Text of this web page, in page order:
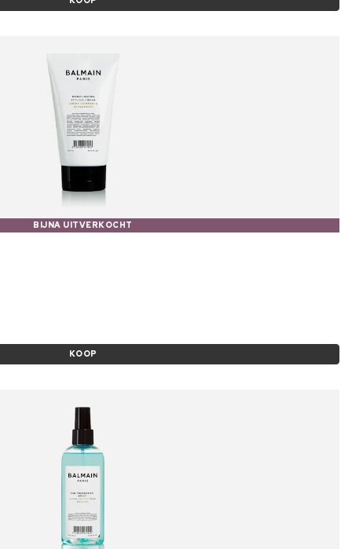
BIJNA UITVERKOCHT
KOOP